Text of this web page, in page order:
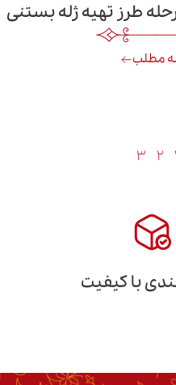
طرز تهیه ژله بستنی
مطلب
۲ ۳
با کیفیت